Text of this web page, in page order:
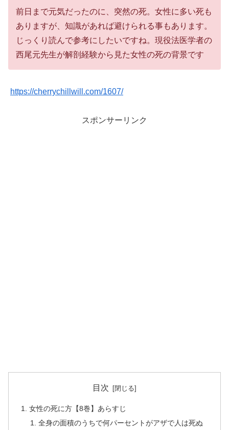
前日まで元気だったのに、突然の死。女性に多い死も
ありますが、知識があれば避けられる事もあります。
じっくり読んで参考にしたいですね。現役法医学者の
西尾元先生が解剖経験から見た女性の死の背景です
https://cherrychillwill.com/1607/
スポンサーリンク
目次
女性の死に方【8巻】あらすじ
全身の面積のうちで何パーセントがアザで人は死ぬ